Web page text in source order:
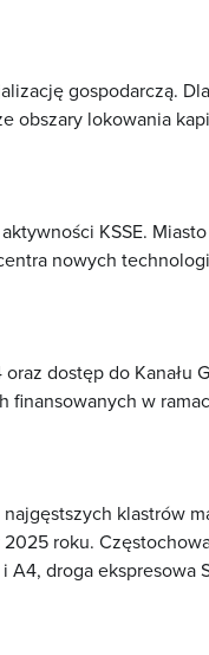
gospodarczą.
obszary lokowania
KSSE.
nowych
dostęp do Kanału
w
klastrów
roku.
droga ekspresowa